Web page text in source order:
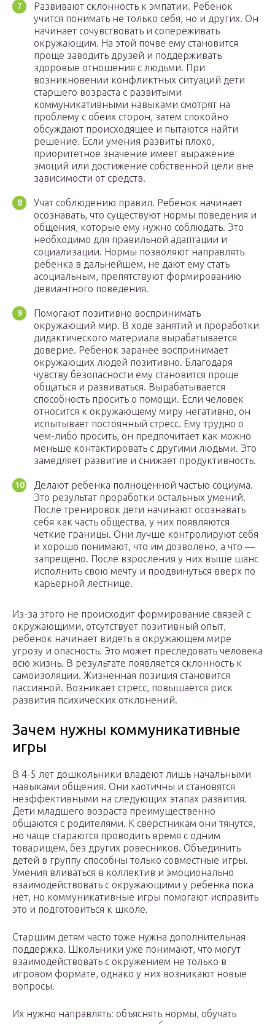
Развивают склонность к эмпатии. Ребенок
учится понимать не только себя, но и других. Он
начинает сочувствовать и сопереживать
окружающим. На этой почве ему становится
проще заводить друзей и поддерживать
здоровые отношения с людьми. При
возникновении конфликтных ситуаций дети
старшего возраста с развитыми
коммуникативными навыками смотрят на
проблему с обеих сторон, затем спокойно
обсуждают происходящее и пытаются найти
решение. Если умения развиты плохо,
приоритетное значение имеет выражение
эмоций или достижение собственной цели вне
зависимости от средств.
Учат соблюдению правил. Ребенок начинает
осознавать, что существуют нормы поведения и
общения, которые ему нужно соблюдать. Это
необходимо для правильной адаптации и
социализации. Нормы позволяют направлять
ребенка в дальнейшем, не дают ему стать
асоциальным, препятствуют формированию
девиантного поведения.
Помогают позитивно воспринимать
окружающий мир. В ходе занятий и проработки
дидактического материала вырабатывается
доверие. Ребенок заранее воспринимает
окружающих людей позитивно. Благодаря
чувству безопасности ему становится проще
общаться и развиваться. Вырабатывается
способность просить о помощи. Если человек
относится к окружающему миру негативно, он
испытывает постоянный стресс. Ему трудно о
чем-либо просить, он предпочитает как можно
меньше контактировать с другими людьми. Это
замедляет развитие и снижает продуктивность.
Делают ребенка полноценной частью социума.
Это результат проработки остальных умений.
После тренировок дети начинают осознавать
себя как часть общества, у них появляются
четкие границы. Они лучше контролируют себя
и хорошо понимают, что им дозволено, а что —
запрещено. После взросления у них выше шанс
исполнить свою мечту и продвинуться вверх по
карьерной лестнице.
Из-за этого не происходит формирование связей с
окружающими, отсутствует позитивный опыт,
ребенок начинает видеть в окружающем мире
угрозу и опасность. Это может преследовать человека
всю жизнь. В результате появляется склонность к
самоизоляции. Жизненная позиция становится
пассивной. Возникает стресс, повышается риск
развития психических отклонений.
Зачем нужны коммуникативные
игры
В 4-5 лет дошкольники владеют лишь начальными
навыками общения. Они хаотичны и становятся
неэффективными на следующих этапах развития.
Дети младшего возраста преимущественно
общаются с родителями. К сверстникам они тянутся,
но чаще стараются проводить время с одним
товарищем, без других ровесников. Объединить
детей в группу способны только совместные игры.
Умения вливаться в коллектив и эмоционально
взаимодействовать с окружающими у ребенка пока
нет, но коммуникативные игры помогают исправить
это и подготовиться к школе.
Старшим детям часто тоже нужна дополнительная
поддержка. Школьники уже понимают, что могут
взаимодействовать с окружением не только в
игровом формате, однако у них возникают новые
вопросы.
Их нужно направлять: объяснять нормы, обучать